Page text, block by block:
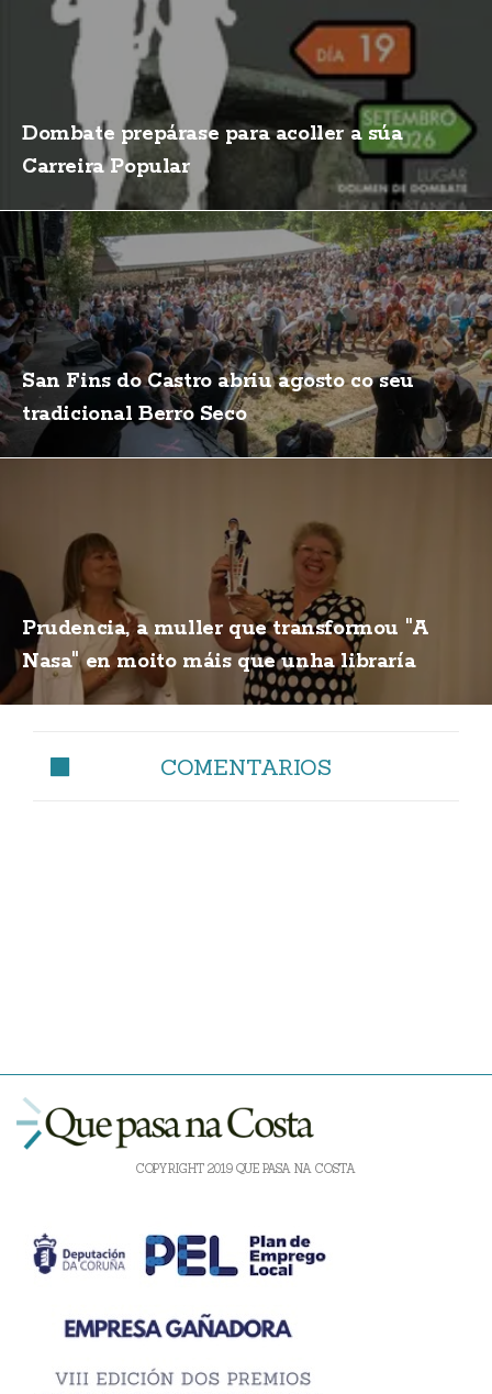
Dombate prepárase para acoller a súa
Carreira Popular
San Fins do Castro abriu agosto co seu
tradicional Berro Seco
Prudencia, a muller que transformou "A
Nasa" en moito máis que unha libraría
COMENTARIOS
COPYRIGHT 2019 QUE PASA NA COSTA